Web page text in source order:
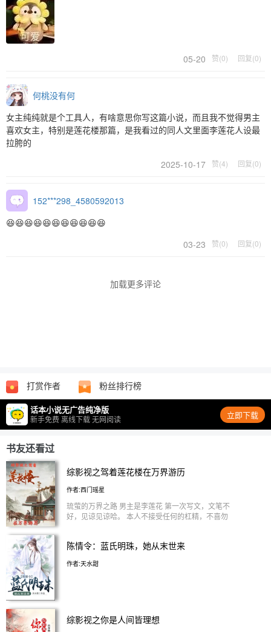
05-20 赞(0) 回复(0)
何桃没有何
女主纯纯就是个工具人，有啥意思你写这篇小说，而且我不觉得男主
喜欢女主，特别是莲花楼那篇，是我看过的同人文里面李莲花人设最
拉胯的
2025-10-17
赞(4) 回复(0)
152***298_4580592013
😆😆😆😆😆😆😆😆😆😆😆
03-23
赞(0) 回复(0)
加载更多评论
打赏作者 粉丝排行榜
话本小说无广告纯净版
新手免费 离线下载 无网阅读 立即下载
书友还看过
综影视之驾着莲花楼在万界游历
作者:西门瑶星
琉萤的万界之路 男主是李莲花 第一次写文，文笔不
好，见谅见谅哈。 本人不接受任何的杠精，不喜勿
陈情令：蓝氏明珠，她从末世来
作者:天水甜
综影视之你是人间皆理想